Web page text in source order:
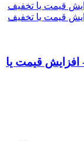
قیمت یا